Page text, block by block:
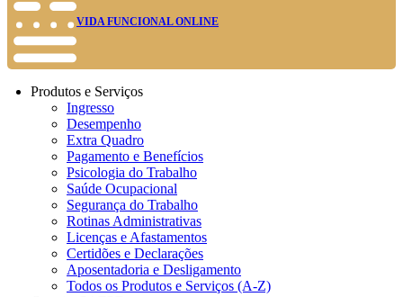
VIDA FUNCIONAL ONLINE
Produtos e Serviços
Ingresso
Desempenho
Extra Quadro
Pagamento e Benefícios
Psicologia do Trabalho
Saúde Ocupacional
Segurança do Trabalho
Rotinas Administrativas
Licenças e Afastamentos
Certidões e Declarações
Aposentadoria e Desligamento
Todos os Produtos e Serviços (A-Z)